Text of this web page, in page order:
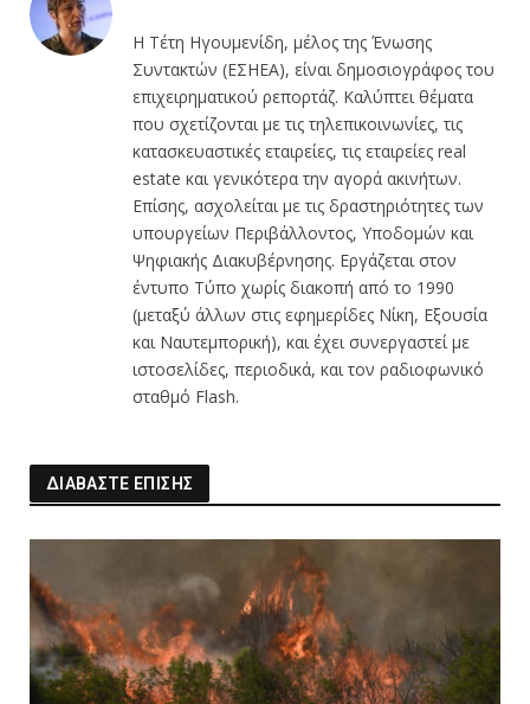
Η Τέτη Ηγουμενίδη, μέλος της Ένωσης
Συντακτών (ΕΣΗΕΑ), είναι δημοσιογράφος του
επιχειρηματικού ρεπορτάζ. Καλύπτει θέματα
που σχετίζονται με τις τηλεπικοινωνίες, τις
κατασκευαστικές εταιρείες, τις εταιρείες real
estate και γενικότερα την αγορά ακινήτων.
Επίσης, ασχολείται με τις δραστηριότητες των
υπουργείων Περιβάλλοντος, Υποδομών και
Ψηφιακής Διακυβέρνησης. Εργάζεται στον
έντυπο Τύπο χωρίς διακοπή από το 1990
(μεταξύ άλλων στις εφημερίδες Νίκη, Εξουσία
και Ναυτεμπορική), και έχει συνεργαστεί με
ιστοσελίδες, περιοδικά, και τον ραδιοφωνικό
σταθμό Flash.
ΔΙΑΒΑΣΤΕ ΕΠΙΣΗΣ